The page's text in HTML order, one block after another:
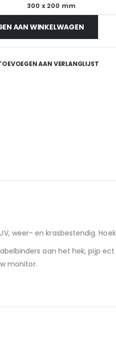
300 x 200 mm
AAN WINKELWAGEN
AAN VERLANGLIJST
weer- en krasbestendig.
aan het hek, pijp
monitor.